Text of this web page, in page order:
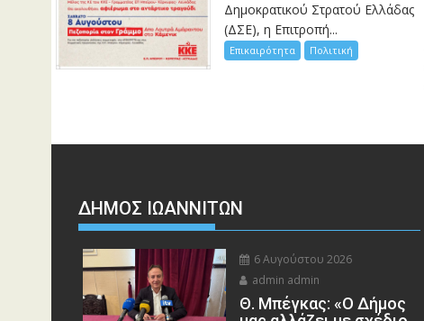
Δημοκρατικού Στρατού Ελλάδας
(ΔΣΕ), η Επιτροπή...
Επικαιρότητα Πολιτική
ΔΗΜΟΣ ΙΩΑΝΝΙΤΩΝ
6 Αυγούστου 2026
admin admin
Θ. Μπέγκας: «Ο Δήμος